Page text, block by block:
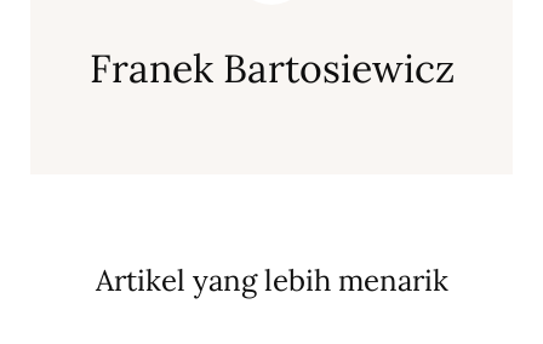
Franek Bartosiewicz
Artikel yang lebih menarik